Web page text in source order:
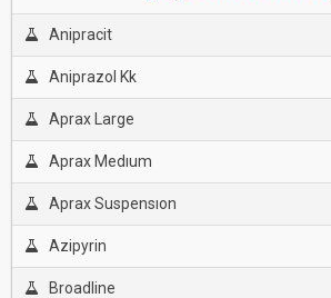
Anipracit
Aniprazol Kk
Aprax Large
Aprax Medıum
Aprax Suspensıon
Azipyrin
Broadline